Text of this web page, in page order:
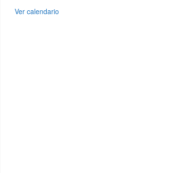
Ver calendario